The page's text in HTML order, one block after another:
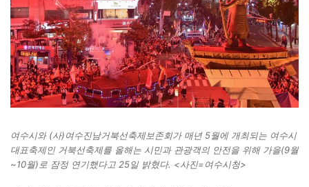
여수시와 (사)여수진남거북선축제보존회가 매년 5월에 개최되는 여수시
대표축제인 거북선축제를 올해는 시민과 관광객의 안전을 위해 가을(9월
~10월)로 잠정 연기했다고 25일 밝혔다. <사진=여수시청>